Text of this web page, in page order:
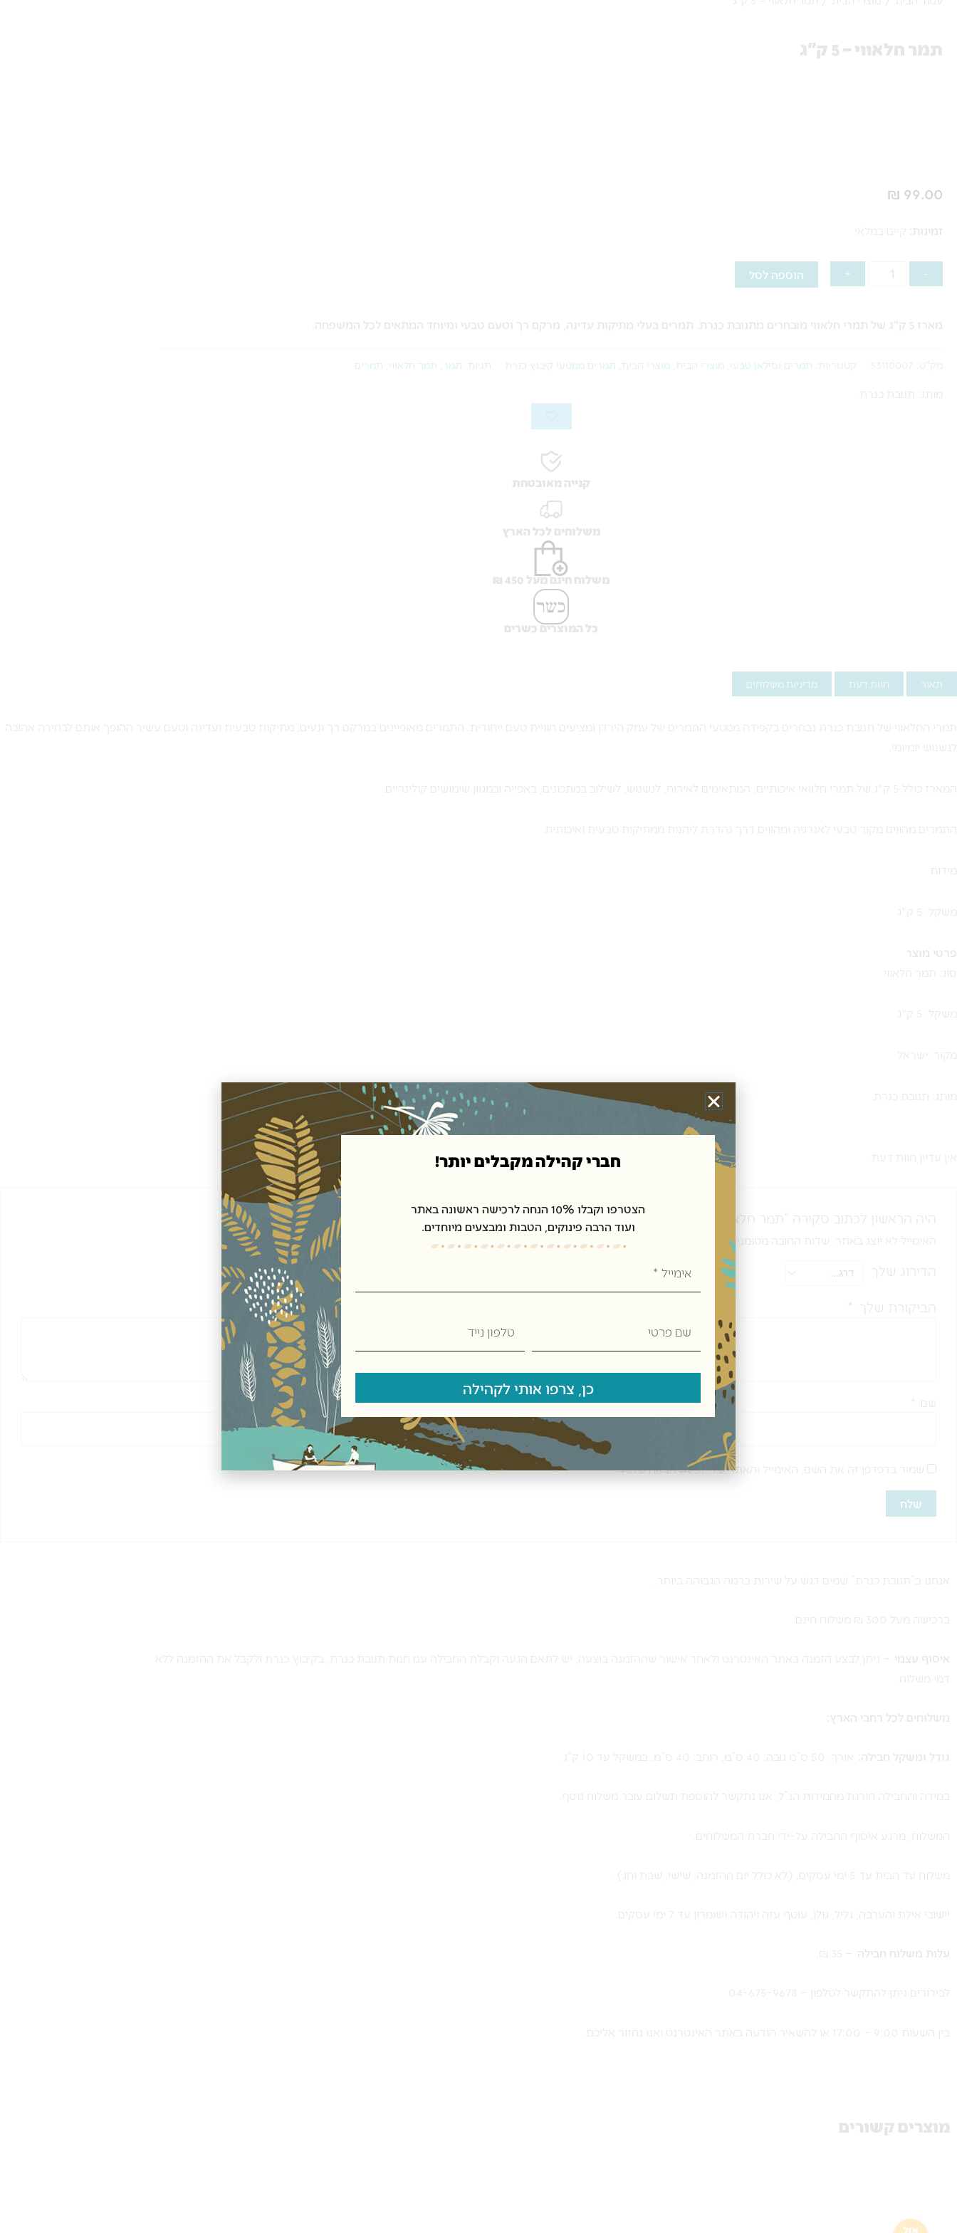
תמר חלאווי – 5 ק"ג
₪ 99.00
זמינות: קיים במלאי
-
כמות
תמר
5
+ הוספה לסל
מארז 5 ק"ג של תמרי חלאווי מובחרים מתנובת כנרת. תמרים בעלי מתיקות עדינה, מרקם רך וטעם טבעי ומיוחד המתאים לכל המשפחה.
מק"ט: קטגוריות: תמרים וסילאן טבעי מוצרי הבית מוצרי הבית תמרים ממטעי קיבוץ כנרת תמר תמר חלאווי תמרים
מותג: תנובת כנרת
קנייה מאובטחת
משלוחים לכל הארץ
משלוח חינם מעל 450 ₪
כל המוצרים כשרים
תאור חוות דעת מדיניות משלוחים
תמרי החלאווי של תנובת כנרת נבחרים בקפידה ממטעי התמרים של עמק הירדן ומציעים חוויית טעם ייחודית. התמרים מאופיינים במרקם רך ונעים, מתיקות טבעית ועדינה וטעם עשיר ההופך אותם לבחירה אהובה
לנשנוש יומיומי.
המארז כולל 5 ק"ג של תמרי חלוואי איכותיים, המתאימים לאירוח, לנשנוש, לשילוב במתכונים, באפייה ובמגוון שימושים קולינריים.
התמרים מהווים מקור טבעי לאנרגיה ומהווים דרך נהדרת ליהנות ממתיקות טבעית ואיכותית.
מידות
משקל: 5 ק"ג
פרטי מוצר
סוג: תמר חלאווי
משקל: 5 ק"ג
מקור: ישראל
מותג: תנובת כנרת
אין עדיין חוות דעת.
היה הראשון לכתוב סקירה “תמר חלאווי – 5 ק"ג”
האימייל לא יוצג באתר. שדות החובה מסומנים
הדירוג שלך
הביקורת שלך *
שם * אימייל*
שמור בדפדפן זה את השם, האימייל והאתר שלי לפעם הבאה שאגיב.
אנחנו ב”תנובת כנרת” שמים דגש על שירות ברמה הגבוהה ביותר.
ברכישה מעל 300 ₪ משלוח חינם.
איסוף עצמי – ניתן לבצע הזמנה באתר האינטרנט ולאחר אישור שההזמנה בוצעה, יש לתאם הגעה וקבלת החבילה עם חנות תנובת כנרת, בקיבוץ כנרת ולקבל את ההזמנה ללא
דמי משלוח.
משלוחים לכל רחבי הארץ:
גודל ומשקל חבילה: אורך: 50 ס”מ גובה: 40 ס”מ, רוחב: 40 ס”מ. במשקל עד 10 ק”ג.
במידה והחבילה חורגת מהמידות הנ”ל, אנו נתקשר להוספת תשלום עובר משלוח נוסף.
המשלוח, מרגע איסוף החבילה על-ידי חברת המשלוחים.
משלוח עד הבית עד 5 ימי עסקים, (לא כולל יום ההזמנה, שישי, שבת וחג).
יישובי אילת והערבה, גליל, גולן, עוטף עזה ויהודה ושומרון עד 7 ימי עסקים.
עלות משלוח חבילה – 35 ₪.
לבירורים ניתן להתקשר לטלפון – 04-675-9678
בין השעות 9:00 – 17:00 או להשאיר הודעה באתר האינטרנט ואנו נחזור אליכם.
מוצרים קשורים
חברי קהילה מקבלים יותר!
הצטרפו וקבלו 10% הנחה לרכישה ראשונה באתר
ועוד הרבה פינוקים, הטבות ומבצעים מיוחדים.
פרטי
נייד
כן, צרפו אותי לקהילה